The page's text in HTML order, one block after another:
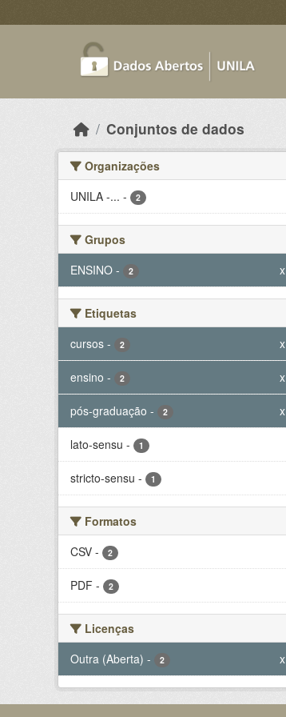
Conjuntos de dados
Organizações
UNILA -... - 2
Grupos
ENSINO - 2 x
Etiquetas
cursos - 2 x
ensino - 2 x
pós-graduação - 2 x
lato-sensu - 1
stricto-sensu - 1
Formatos
CSV - 2
PDF - 2
Licenças
Outra (Aberta) - 2 x